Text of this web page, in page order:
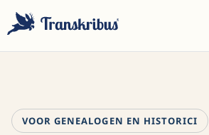
VOOR GENEALOGEN EN HISTORICI